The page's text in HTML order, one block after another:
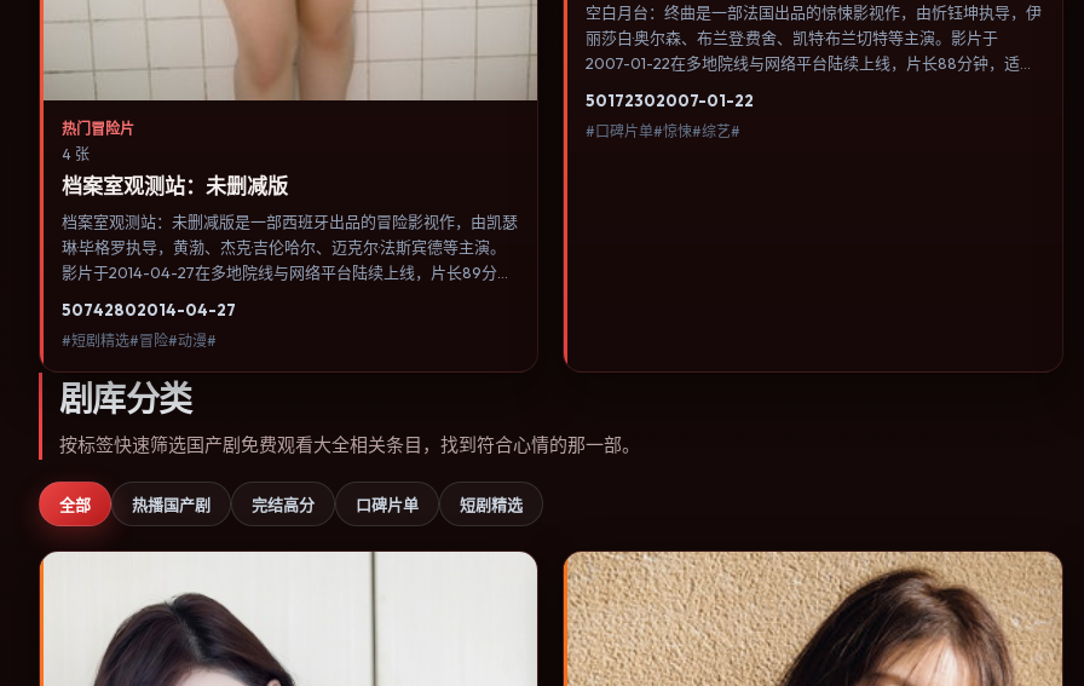
热门冒险片
4 张
档案室观测站：未删减版
档案室观测站：未删减版是一部西班牙出品的冒险影视作，由凯瑟
琳·毕格罗执导，黄渤、杰克·吉伦哈尔、迈克尔·法斯宾德等主演。
影片于2014-04-27在多地院线与网络平台陆续上线，片长89分
果。内容聚焦人物选择与情节推进，节奏与视听语言统一，可作为
休闲观影或类型片补片的选择。
50742802014-04-27
#短剧精选#冒险#动漫#
空白月台：终曲是一部法国出品的惊悚影视作，由忻钰坤执导，伊
丽莎白·奥尔森、布兰登·费舍、凯特·布兰切特等主演。影片于
2007-01-22在多地院线与网络平台陆续上线，片长88分钟，适合
选择与情节推进，节奏与视听语言统一，可作为休闲观影或类型片
50172302007-01-22
#口碑片单#惊悚#综艺#
剧库分类
按标签快速筛选国产剧免费观看大全相关条目，找到符合心情的那一部。
全部 热播国产剧 完结高分 口碑片单 短剧精选